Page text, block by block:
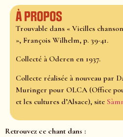
À propos
Trouvable dans « Vieilles
», François Wilhelm, p. 39-41.
Collecté à Oderen en 1937.
Collecte réalisée à nouveau par
Muringer pour OLCA (Office
et les cultures d’Alsace), site
Retrouvez ce chant dans :